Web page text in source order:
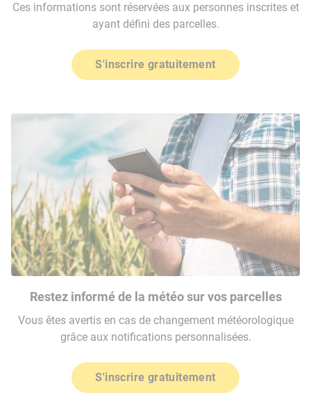
Ces informations sont réservées aux personnes inscrites et
ayant défini des parcelles.
S'inscrire gratuitement
Restez informé de la météo sur vos parcelles
Vous êtes avertis en cas de changement météorologique
grâce aux notifications personnalisées.
S'inscrire gratuitement